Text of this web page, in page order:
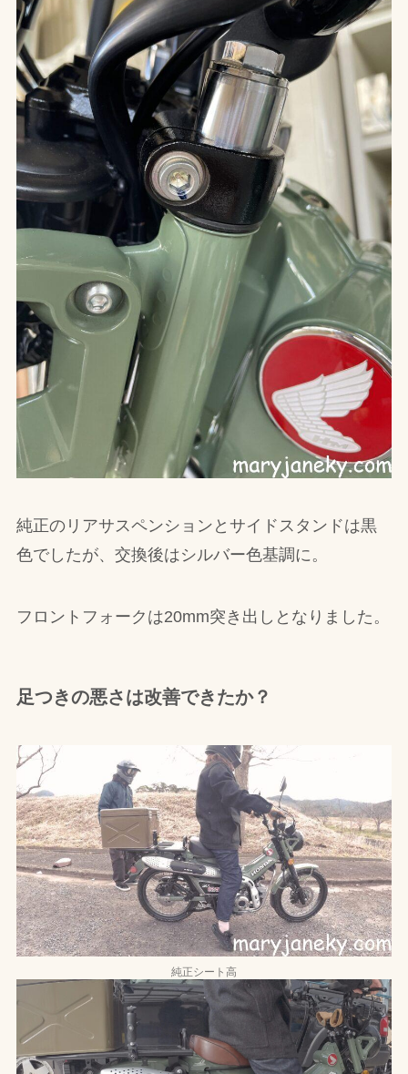
純正のリアサスペンションとサイドスタンドは黒
色でしたが、交換後はシルバー色基調に。
フロントフォークは20mm突き出しとなりました。
足つきの悪さは改善できたか？
純正シート高